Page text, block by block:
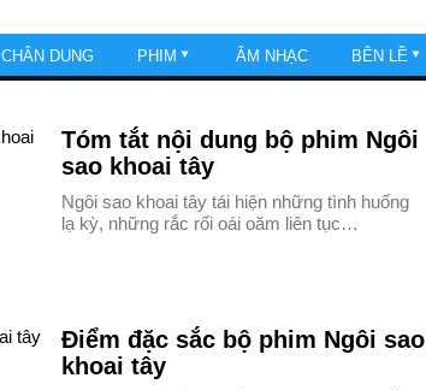
CHÂN DUNG PHIM ÂM NHẠC BÊN LỀ
Tóm tắt nội dung bộ phim Ngôi
sao khoai tây
Ngôi sao khoai tây tái hiện những tình huống
lạ kỳ, những rắc rối oái oăm liên tục…
Điểm đặc sắc bộ phim Ngôi sao
khoai tây